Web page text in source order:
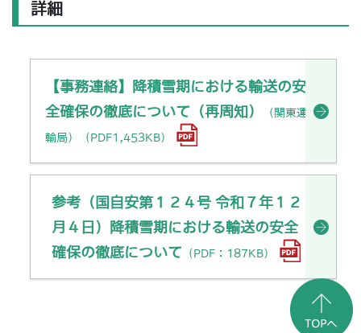
詳細
【事務連絡】降積雪期における輸送の安
全確保の徹底について（再周知）
（関東運
輸局）（PDF1,453KB）
参考（国自安第１２４号 令和７年１２
月４日）降積雪期における輸送の安全
確保の徹底について （PDF：187KB）